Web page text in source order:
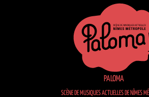
PALOMA
SCÈNE DE MUSIQUES ACTUELLES DE NÎMES